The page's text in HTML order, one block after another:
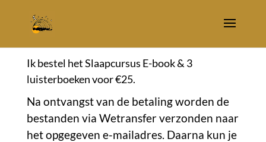
Ik bestel het Slaapcursus E-book & 3
luisterboeken voor €25.
Na ontvangst van de betaling worden de
bestanden via Wetransfer verzonden naar
het opgegeven e-mailadres. Daarna kun je